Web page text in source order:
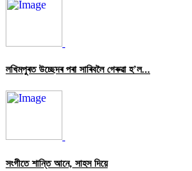
সংগীতে শান্তি আনে, সাহস দিয়ে
কৰ্কট চিকিৎসা ব্যয় ৭গুণ পৰ্যন্ত বাঢ়িল